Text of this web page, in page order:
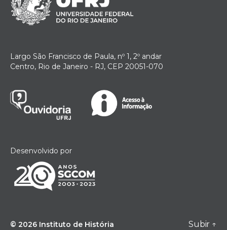
Largo São Francisco de Paula, nº 1, 2º andar
Centro, Rio de Janeiro - RJ, CEP 20051-070
Desenvolvido por
© 2026 Instituto de História Subir ↑